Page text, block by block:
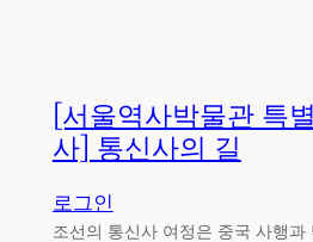
[서울역사박물관 특
사] 통신사의 길
로그인
조선의 통신사 여정은 중국 사행과